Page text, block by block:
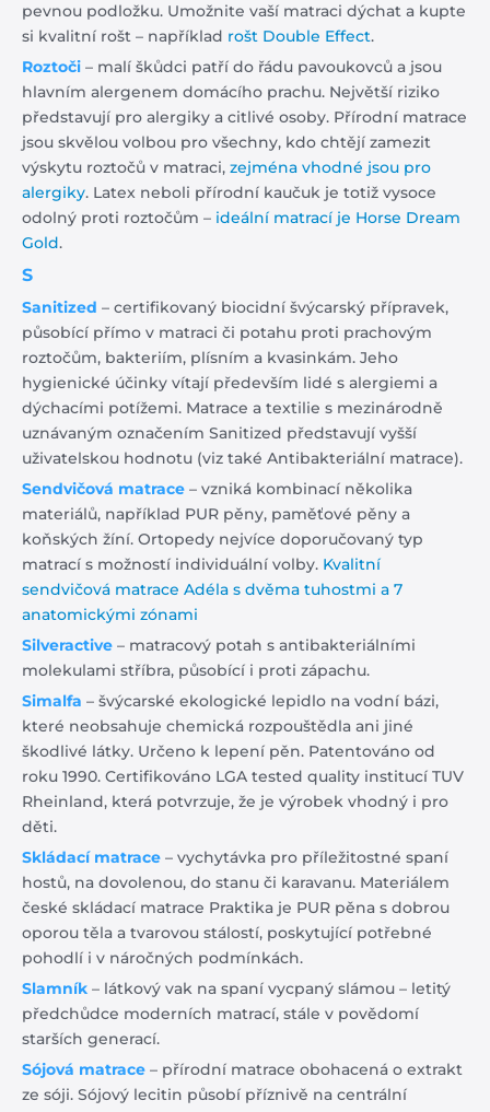
pevnou podložku. Umožnite vaší matraci dýchat a kupte
si kvalitní rošt – například rošt Double Effect.
Roztoči – malí škůdci patří do řádu pavoukovců a jsou
hlavním alergenem domácího prachu. Největší riziko
představují pro alergiky a citlivé osoby. Přírodní matrace
jsou skvělou volbou pro všechny, kdo chtějí zamezit
výskytu roztočů v matraci, zejména vhodné jsou pro
alergiky. Latex neboli přírodní kaučuk je totiž vysoce
odolný proti roztočům – ideální matrací je Horse Dream
Gold.
S
Sanitized – certifikovaný biocidní švýcarský přípravek,
působící přímo v matraci či potahu proti prachovým
roztočům, bakteriím, plísním a kvasinkám. Jeho
hygienické účinky vítají především lidé s alergiemi a
dýchacími potížemi. Matrace a textilie s mezinárodně
uznávaným označením Sanitized představují vyšší
uživatelskou hodnotu (viz také Antibakteriální matrace).
Sendvičová matrace – vzniká kombinací několika
materiálů, například PUR pěny, paměťové pěny a
koňských žíní. Ortopedy nejvíce doporučovaný typ
matrací s možností individuální volby. Kvalitní
sendvičová matrace Adéla s dvěma tuhostmi a 7
anatomickými zónami
Silveractive – matracový potah s antibakteriálními
molekulami stříbra, působící i proti zápachu.
Simalfa – švýcarské ekologické lepidlo na vodní bázi,
které neobsahuje chemická rozpouštědla ani jiné
škodlivé látky. Určeno k lepení pěn. Patentováno od
roku 1990. Certifikováno LGA tested quality institucí TUV
Rheinland, která potvrzuje, že je výrobek vhodný i pro
děti.
Skládací matrace – vychytávka pro příležitostné spaní
hostů, na dovolenou, do stanu či karavanu. Materiálem
české skládací matrace Praktika je PUR pěna s dobrou
oporou těla a tvarovou stálostí, poskytující potřebné
pohodlí i v náročných podmínkách.
Slamník – látkový vak na spaní vycpaný slámou – letitý
předchůdce moderních matrací, stále v povědomí
starších generací.
Sójová matrace – přírodní matrace obohacená o extrakt
ze sóji. Sójový lecitin působí příznivě na centrální